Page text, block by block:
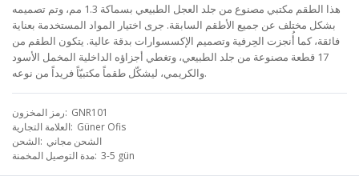
هذا الطقم مكتبي مصنوع من جلد العجل الطبيعي بسماكة 1.3 مم، وتم تصميمه
بشكل مختلف عن جميع الأطقم السابقة. جرى اختيار المواد المستخدمة بعناية
فائقة، كما أُنجزت الحِرفية وتصميم الإكسسوارات بدقة عالية. يتكون الطقم من
17 قطعة مصنوعة من جلد الطبيعي، وتغطي أجزاؤه الداخلية المخمل الأسود
والكريمي، ليشكّل طقماً مكتبيّاً فريداً من نوعه.
رمز المخزون GNR101
العلامة التجارية Güner Ofis
الشحن الشحن مجاني
مدة التوصيل المخمنة 3-5 gün